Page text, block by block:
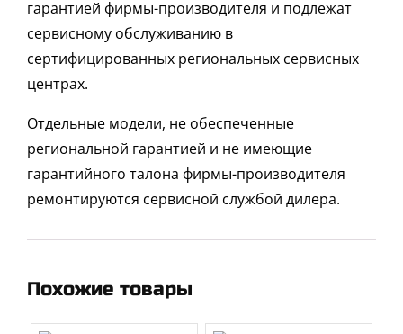
гарантией фирмы-производителя и подлежат
сервисному обслуживанию в
сертифицированных региональных сервисных
центрах.
Отдельные модели, не обеспеченные
региональной гарантией и не имеющие
гарантийного талона фирмы-производителя
ремонтируются сервисной службой дилера.
Похожие товары